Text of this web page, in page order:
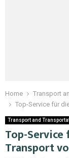
Home
Transport
Top-Service für
Transport and
Top-
Transport